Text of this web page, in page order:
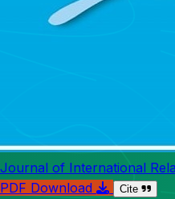
Journal of International
PDF Download
Cite